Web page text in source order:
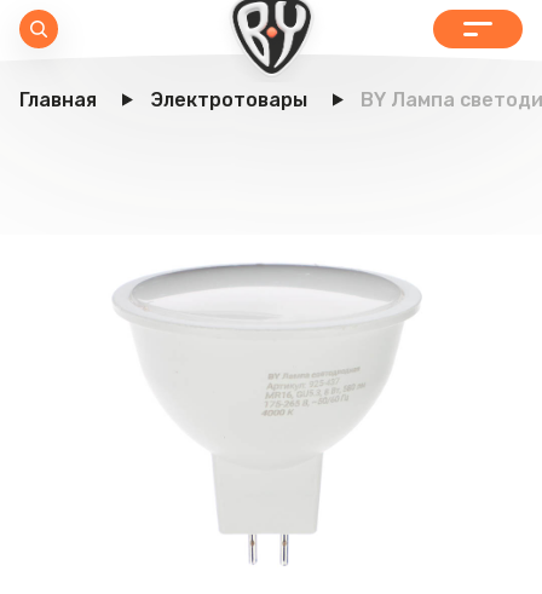
Главная Электротовары BY Лампа